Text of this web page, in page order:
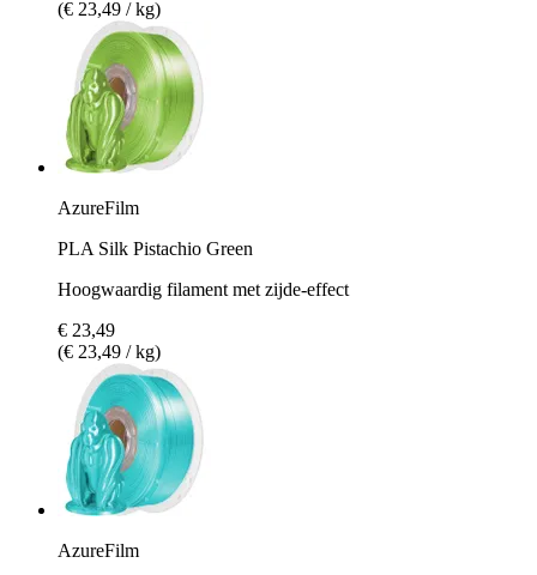
(€ 23,49 / kg)
AzureFilm
PLA Silk Pistachio Green
Hoogwaardig filament met zijde-effect
€ 23,49
(€ 23,49 / kg)
AzureFilm